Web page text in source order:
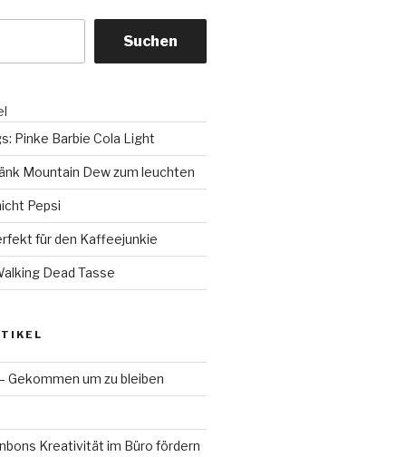
Suchen
Pinke Barbie Cola Light
Mountain Dew zum leuchten
Pepsi
für den Kaffeejunkie
Dead Tasse
Gekommen um zu bleiben
Kreativität im Büro fördern